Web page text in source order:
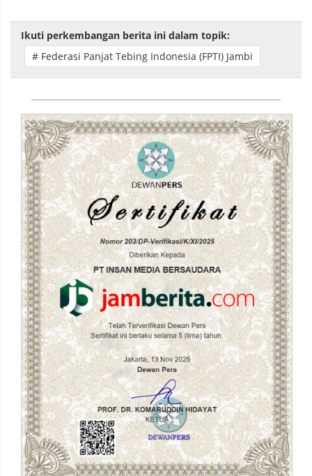
Ikuti perkembangan berita ini dalam topik:
# Federasi Panjat Tebing Indonesia (FPTI) Jambi